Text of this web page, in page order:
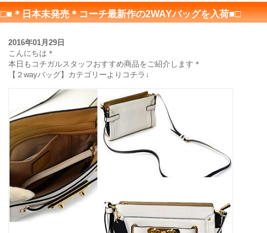
□■＊日本未発売＊コーチ最新作の2WAYバッグを入荷■□
2016年01月29日
こんにちは＊
本日もコチガルスタッフおすすめ商品をご紹介します＊
【２wayバッグ】カテゴリーよりコチラ↓